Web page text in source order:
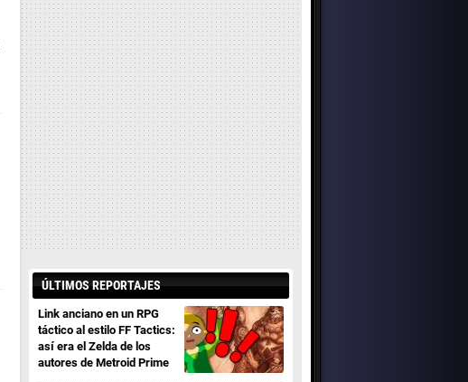
ÚLTIMOS REPORTAJES
Link anciano en un RPG
táctico al estilo FF Tactics:
así era el Zelda de los
autores de Metroid Prime